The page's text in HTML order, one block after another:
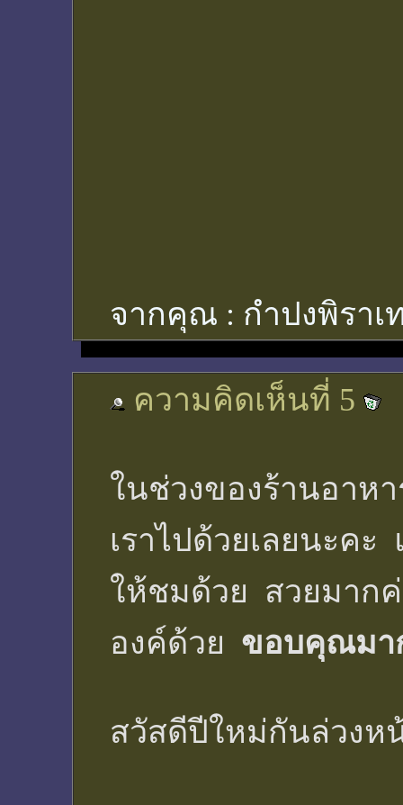
จากคุณ : กำปงพิราเ
ความคิดเห็นที่ 5
ในช่วงของร้านอาห
เราไปด้วยเลยนะค
ให้ชมด้วย สวยมาก
องค์ด้วย ขอบคุณมา
สวัสดีปีใหม่กันล่วงห